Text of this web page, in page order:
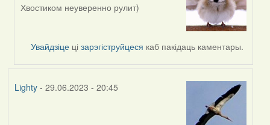
In
Хвостиком неуверенно рулит)
Увайдзіце цізарэгіструйцеся каб пакідаць каментары.
Lighty- 29.06.2023 - 20:45